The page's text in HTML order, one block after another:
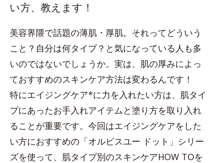
い方、教えます！
美容界隈で話題の薄肌・厚肌。それってどういう
こと？自分は何タイプ？と気になっている人も多
いのではないでしょうか。実は、肌の厚みによっ
ておすすめのスキンケア方法は変わるんです！
特にエイジングケア*に力を入れたい方は、肌タイ
プにあったお手入れアイテムと塗り方を取り入れ
ることが重要です。今回はエイジングケアをした
い方におすすめの「オルビスユー ドット」シリー
ズを使って、肌タイプ別のスキンケアHOW TOを